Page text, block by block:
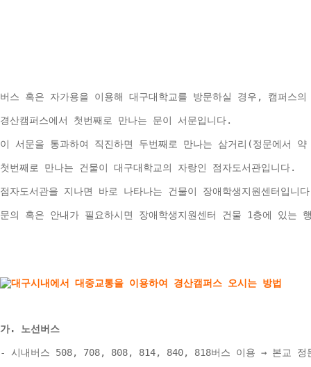
버스 혹은 자가용을 이용해 대구대학교를 방문하실 경우, 캠퍼스
경산캠퍼스에서 첫번째로 만나는 문이 서문입니다.
이 서문을 통과하여 직진하면 두번째로 만나는 삼거리(정문에서
첫번째로 만나는 건물이 대구대학교의 자랑인 점자도서관입니다.
점자도서관을 지나면 바로 나타나는 건물이 장애학생지원센터입니
문의 혹은 안내가 필요하시면 장애학생지원센터 건물 1층에 있는
가. 노선버스
- 시내버스 508, 708, 808, 814, 840, 818버스 이용 → 본교